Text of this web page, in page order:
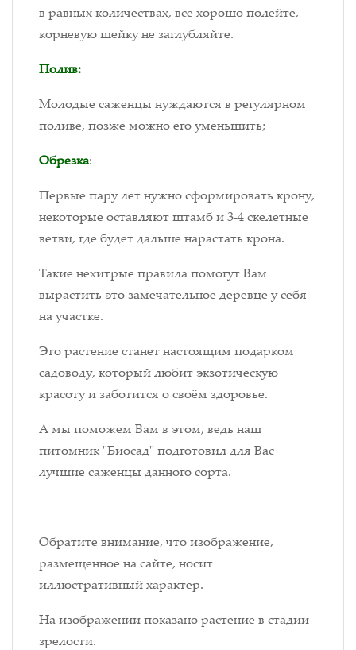
в равных количествах, все хорошо полейте,
корневую шейку не заглубляйте.
Полив:
Молодые саженцы нуждаются в регулярном
поливе, позже можно его уменьшить;
Обрезка:
Первые пару лет нужно сформировать крону,
некоторые оставляют штамб и 3-4 скелетные
ветви, где будет дальше нарастать крона.
Такие нехитрые правила помогут Вам
вырастить это замечательное деревце у себя
на участке.
Это растение станет настоящим подарком
садоводу, который любит экзотическую
красоту и заботится о своём здоровье.
А мы поможем Вам в этом, ведь наш
питомник "Биосад" подготовил для Вас
лучшие саженцы данного сорта.
Обратите внимание, что изображение,
размещенное на сайте, носит
иллюстративный характер.
На изображении показано растение в стадии
зрелости.